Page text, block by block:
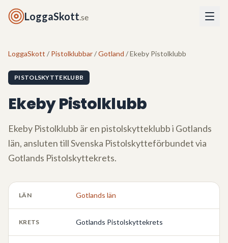
LoggaSkott.se
LoggaSkott / Pistolklubbar/Gotland / Ekeby Pistolklubb
PISTOLSKYTTEKLUBB
Ekeby Pistolklubb
Ekeby Pistolklubb är en pistolskytteklubb i Gotlands
län, ansluten till Svenska Pistolskytteförbundet via
Gotlands Pistolskyttekrets.
LÄN Gotlands län
KRETS Gotlands Pistolskyttekrets